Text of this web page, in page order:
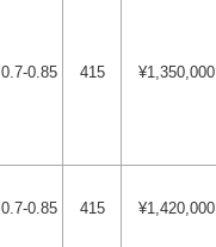
0.7-0.85 415 ¥1,350,000
0.7-0.85 415 ¥1,420,000